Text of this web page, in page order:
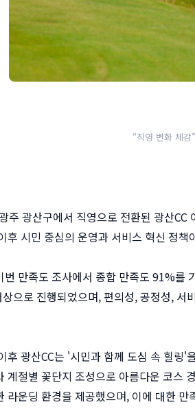
“직영 변화 체감
주 광산구에서 직영으로 전환된 광산
후 시민 중심의 운영과 서비스 혁신 정
번 만족도 조사에서 종합 만족도 91%를
으로 진행되었으며, 편의성, 공정성,
후 광산CC는 '시민과 함께 도심 속 힐링
계절별 꽃단지 조성으로 아름다운 코스
라운딩 환경을 제공했으며, 이에 대한